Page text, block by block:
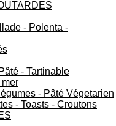
- Polenta -
- Tartinable
- Pâté Végetarien
- Toasts - Croutons